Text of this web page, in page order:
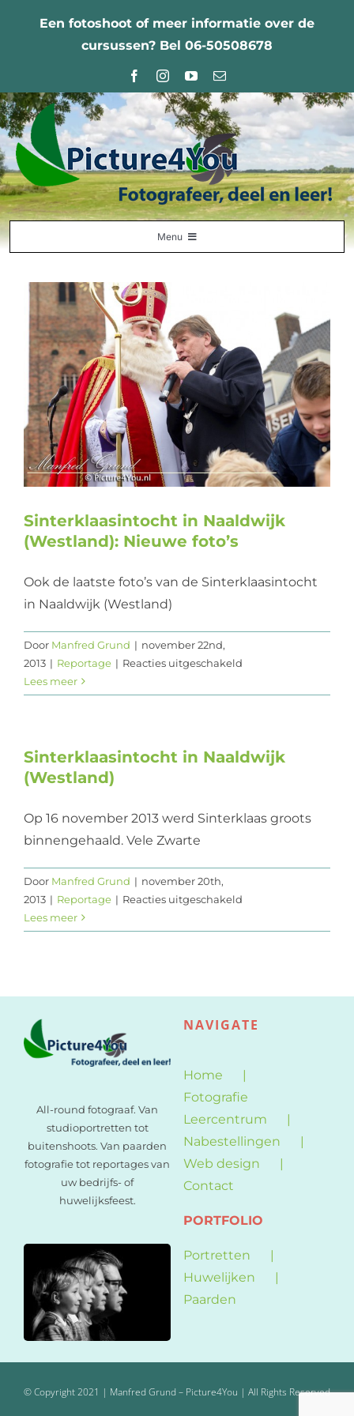
Een fotoshoot of meer informatie over de
cursussen? Bel 06-50508678
Menu
Fotografie Leercentrum
Nabestellingen
Web design
Contact
Sinterklaasintocht in Naaldwijk
(Westland): Nieuwe foto’s
Ook de laatste foto’s van de Sinterklaasintocht
in Naaldwijk (Westland)
Door Manfred Grund | november 22nd,
2013 | Reportage | Reacties uitgeschakeld
in
Nieuwe
Lees meer
Sinterklaasintocht in Naaldwijk
(Westland)
Op 16 november 2013 werd Sinterklaas groots
binnengehaald. Vele Zwarte
Door Manfred Grund | november 20th,
2013 | Reportage | Reacties uitgeschakeld
in
Lees meer
All-round fotograaf. Van
studioportretten tot
buitenshoots. Van paarden
fotografie tot reportages van
uw bedrijfs- of
huwelijksfeest.
NAVIGATE
Home
Fotografie
Leercentrum
Nabestellingen
Web design
Contact
PORTFOLIO
Portretten
Huwelijken
Paarden
© Copyright 2021 | Manfred Grund – Picture4You | All Rights Reserved